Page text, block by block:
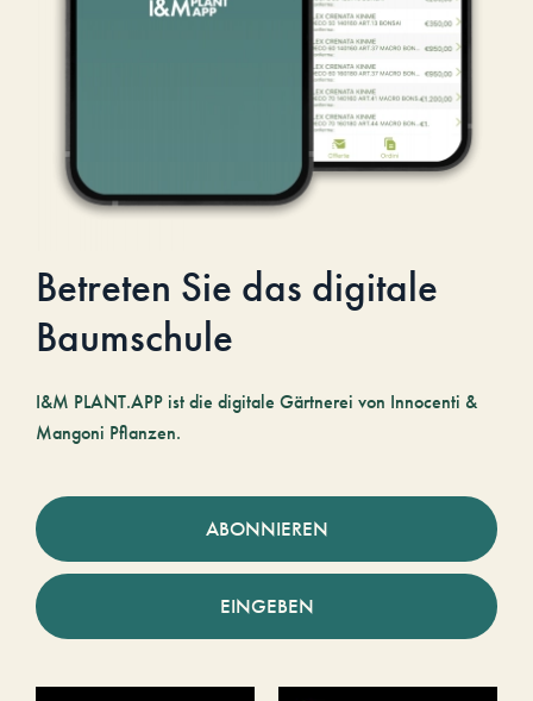
Betreten Sie das digitale
Baumschule
I&M PLANT.APP ist die digitale Gärtnerei von Innocenti &
Mangoni Pflanzen.
ABONNIEREN
EINGEBEN